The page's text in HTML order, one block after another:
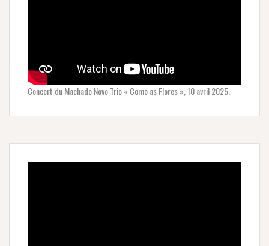
Concert du Machado Novo Trio « Como as Flores », 10 avril 2025.